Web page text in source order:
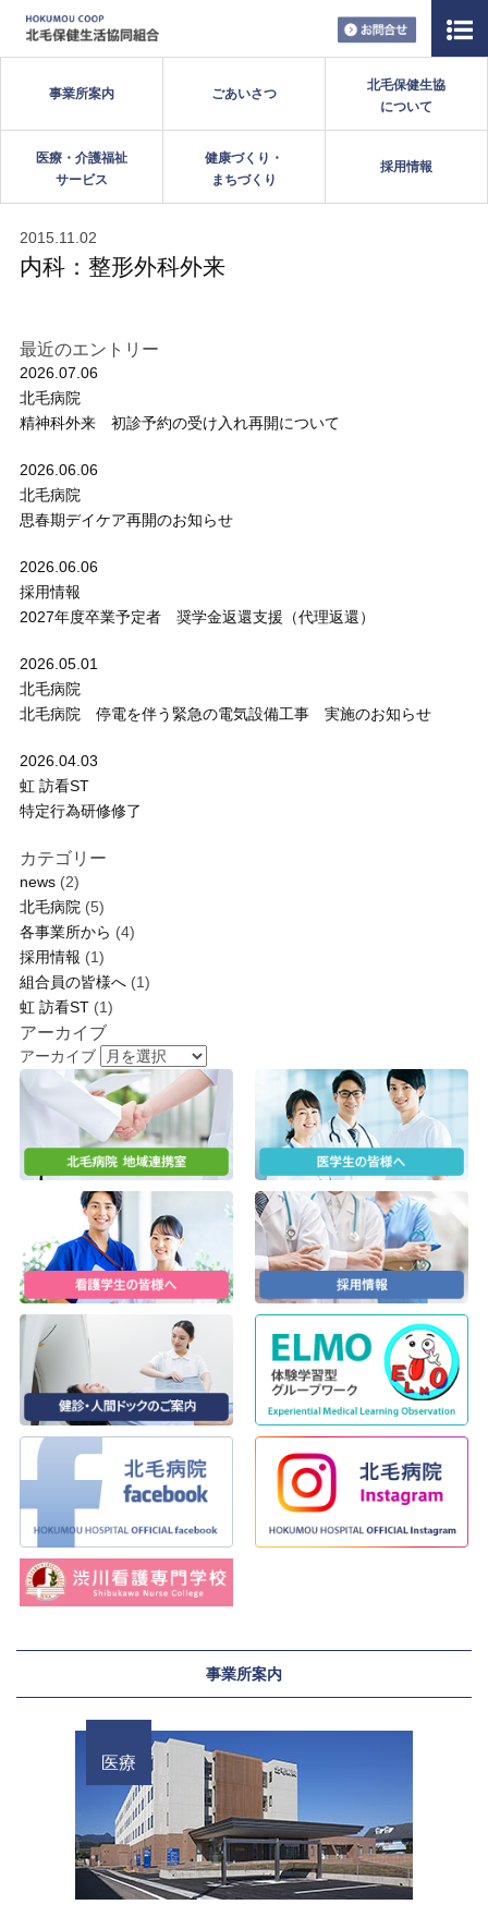
お問い合
事業所案内 ごあいさつ
北毛保健生協
について
医療・介護福祉
サービス
健康づくり・
まちづくり
採用情報
2015.11.02
内科：整形外科外来
最近のエントリー
2026.07.06
北毛病院
精神科外来 初診予約の受け入れ再開について
2026.06.06
北毛病院
思春期デイケア再開のお知らせ
2026.06.06
採用情報
2027年度卒業予定者 奨学金返還支援（代理返還）
2026.05.01
北毛病院
北毛病院 停電を伴う緊急の電気設備工事 実施のお知らせ
2026.04.03
虹 訪看ST
特定行為研修修了
カテゴリー
news(2)
北毛病院 (5)
各事業所から (4)
採用情報 (1)
組合員の皆様へ(1)
虹 訪看ST(1)
アーカイブ
アーカイブ
事業所案内
医療